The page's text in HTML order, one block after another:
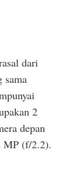
dari
sama
2
depan
MP (f/2.2).